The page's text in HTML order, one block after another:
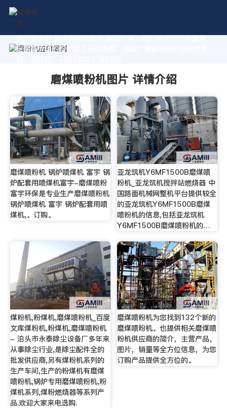
作为专业的 磨煤喷粉机图片 制造厂家，我们致力于为您量身
定制高价值的粉体加工系统方案。获取厂家直销报价及技术支
磨煤喷粉机图片 详情介绍
磨煤喷粉机 锅炉喷煤机 富宇 锅
炉配套用喷煤机富宇-磨煤喷粉
富宇环保是专业生产磨煤喷粉机
锅炉喷煤机 富宇 锅炉配套用喷
煤机,。订购。
亚龙筑机Y6MF1500B磨煤喷
粉机_亚龙筑机搅拌站燃烧器 中
国路面机械网整机平台提供较全
的亚龙筑机Y6MF1500B磨煤
喷粉机的信息,包括亚龙筑机
Y6MF1500B磨煤喷粉机的…
煤粉机,粉煤机,磨煤喷粉机_百度
文库煤粉机,粉煤机,磨煤喷粉机
- 泊头市永泰除尘设备厂多年来
从事除尘行业,是除尘配件全的
批发供应商,另有煤粉机系列的
生产车间,生产的粉煤机有磨煤
喷粉机,锅炉专用磨煤喷粉机,粉
煤机系列,煤粉燃烧器等系列产
品.欢迎大家来电选购.
磨煤喷粉机为您找到132个新的
磨煤喷粉机。也提供相关磨煤喷
粉机供应商的简介，主营产品，
图片，销量等全方位信息，为您
订购产品提供全方位的。